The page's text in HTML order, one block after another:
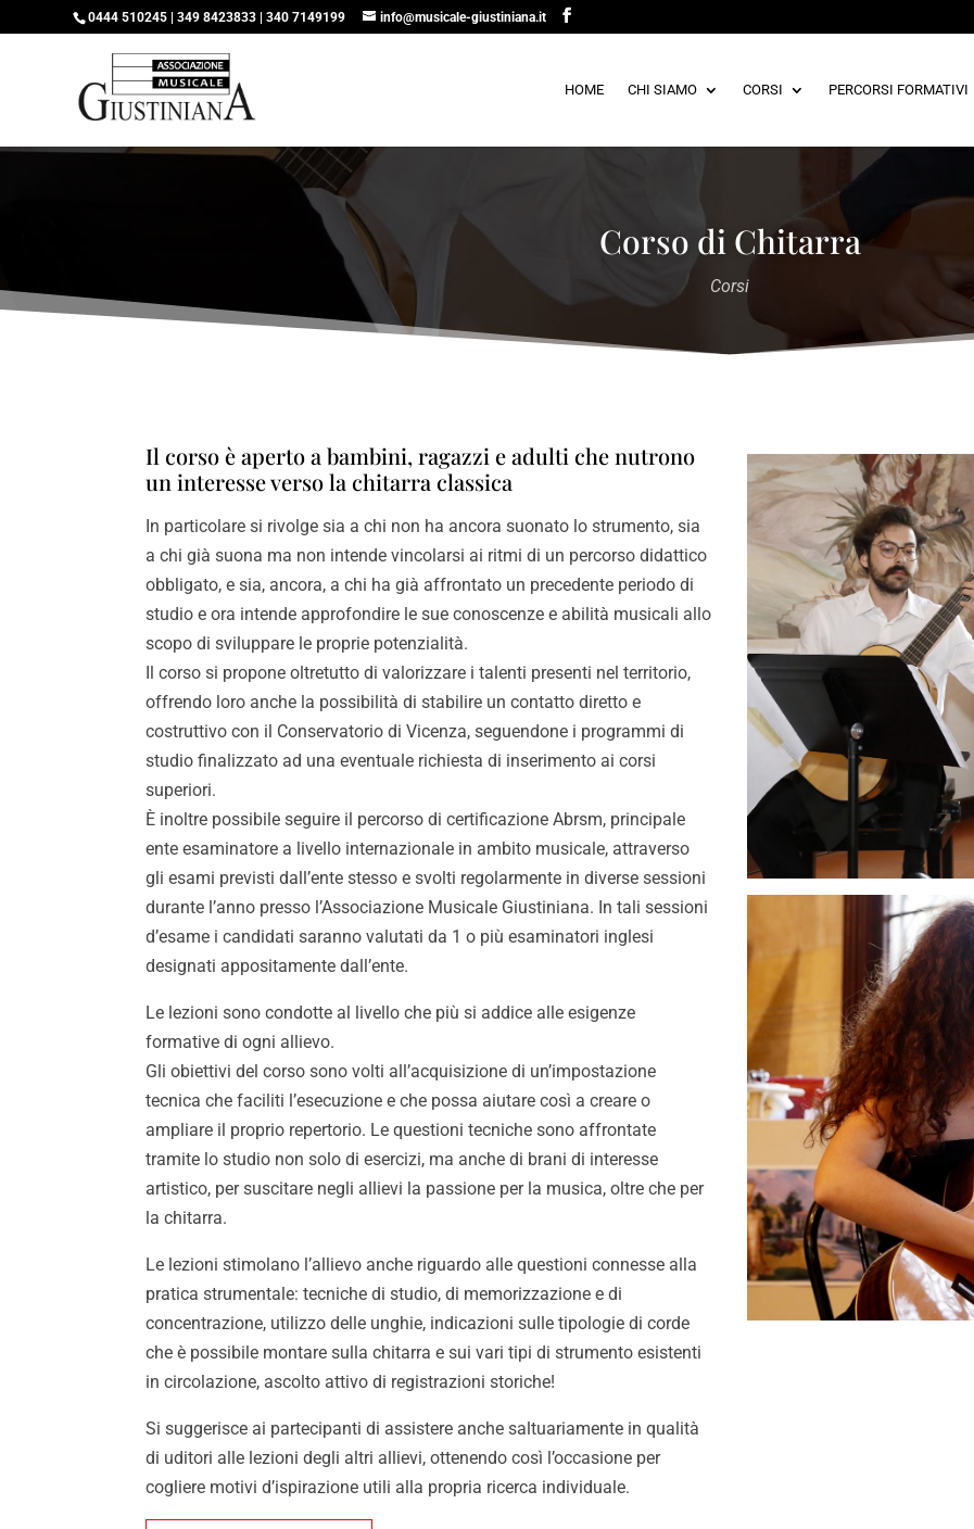
0444 510245 | 349 8423833 | 340 7149199 info@musicale-giustiniana.it
HOME CHI SIAMO CORSI PERCORSI FORMATIVI
Corso di Chitarra
Corsi
Il corso è aperto a bambini, ragazzi e adulti che nutrono
un interesse verso la chitarra classica
In particolare si rivolge sia a chi non ha ancora suonato lo strumento, sia
a chi già suona ma non intende vincolarsi ai ritmi di un percorso didattico
obbligato, e sia, ancora, a chi ha già affrontato un precedente periodo di
studio e ora intende approfondire le sue conoscenze e abilità musicali allo
scopo di sviluppare le proprie potenzialità.
Il corso si propone oltretutto di valorizzare i talenti presenti nel territorio,
offrendo loro anche la possibilità di stabilire un contatto diretto e
costruttivo con il Conservatorio di Vicenza, seguendone i programmi di
studio finalizzato ad una eventuale richiesta di inserimento ai corsi
superiori.
È inoltre possibile seguire il percorso di certificazione Abrsm, principale
ente esaminatore a livello internazionale in ambito musicale, attraverso
gli esami previsti dall’ente stesso e svolti regolarmente in diverse sessioni
durante l’anno presso l’Associazione Musicale Giustiniana. In tali sessioni
d’esame i candidati saranno valutati da 1 o più esaminatori inglesi
designati appositamente dall’ente.
Le lezioni sono condotte al livello che più si addice alle esigenze
formative di ogni allievo.
Gli obiettivi del corso sono volti all’acquisizione di un’impostazione
tecnica che faciliti l’esecuzione e che possa aiutare così a creare o
ampliare il proprio repertorio. Le questioni tecniche sono affrontate
tramite lo studio non solo di esercizi, ma anche di brani di interesse
artistico, per suscitare negli allievi la passione per la musica, oltre che per
la chitarra.
Le lezioni stimolano l’allievo anche riguardo alle questioni connesse alla
pratica strumentale: tecniche di studio, di memorizzazione e di
concentrazione, utilizzo delle unghie, indicazioni sulle tipologie di corde
che è possibile montare sulla chitarra e sui vari tipi di strumento esistenti
in circolazione, ascolto attivo di registrazioni storiche!
Si suggerisce ai partecipanti di assistere anche saltuariamente in qualità
di uditori alle lezioni degli altri allievi, ottenendo così l’occasione per
cogliere motivi d’ispirazione utili alla propria ricerca individuale.